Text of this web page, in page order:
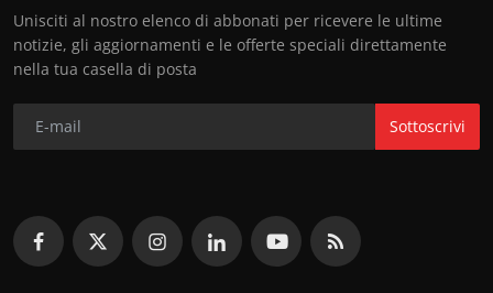
Unisciti al nostro elenco di abbonati per ricevere le ultime
notizie, gli aggiornamenti e le offerte speciali direttamente
nella tua casella di posta
Sottoscrivi